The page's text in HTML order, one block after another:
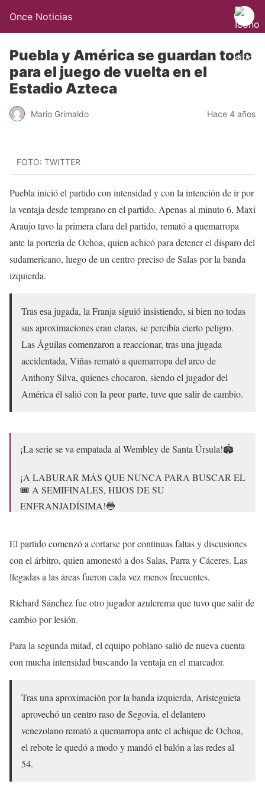
Once Noticias
Puebla y América se guardan todo
para el juego de vuelta en el
Estadio Azteca
Mario Grimaldo Hace 4 años
FOTO: TWITTER
Puebla inició el partido con intensidad y con la intención de ir por
la ventaja desde temprano en el partido. Apenas al minuto 6, Maxi
Araujo tuvo la primera clara del partido, remató a quemarropa
ante la portería de Ochoa, quien achicó para detener el disparo del
sudamericano, luego de un centro preciso de Salas por la banda
izquierda.
Tras esa jugada, la Franja siguió insistiendo, si bien no todas
sus aproximaciones eran claras, se percibía cierto peligro.
Las Águilas comenzaron a reaccionar, tras una jugada
accidentada, Viñas remató a quemarropa del arco de
Anthony Silva, quienes chocaron, siendo el jugador del
América él salió con la peor parte, tuve que salir de cambio.
¡La serie se va empatada al Wembley de Santa Úrsula!🏟
¡A LABURAR MÁS QUE NUNCA PARA BUSCAR EL
🎟 A SEMIFINALES, HIJOS DE SU
ENFRANJADÍSIMA!🔵
#LaFranjaQueNosUne🎽pic.twitter.com/RJjV0oDQUC
— Club Puebla🎽 (@ClubPueblaMX)May 12, 2022
El partido comenzó a cortarse por continuas faltas y discusiones
con el árbitro, quien amonestó a dos Salas, Parra y Cáceres. Las
llegadas a las áreas fueron cada vez menos frecuentes.
Richard Sánchez fue otro jugador azulcrema que tuvo que salir de
cambio por lesión.
Para la segunda mitad, el equipo poblano salió de nueva cuenta
con mucha intensidad buscando la ventaja en el marcador.
Tras una aproximación por la banda izquierda, Aristeguieta
aprovechó un centro raso de Segovia, el delantero
venezolano remató a quemarropa ante el achique de Ochoa,
el rebote le quedó a modo y mandó el balón a las redes al
54.